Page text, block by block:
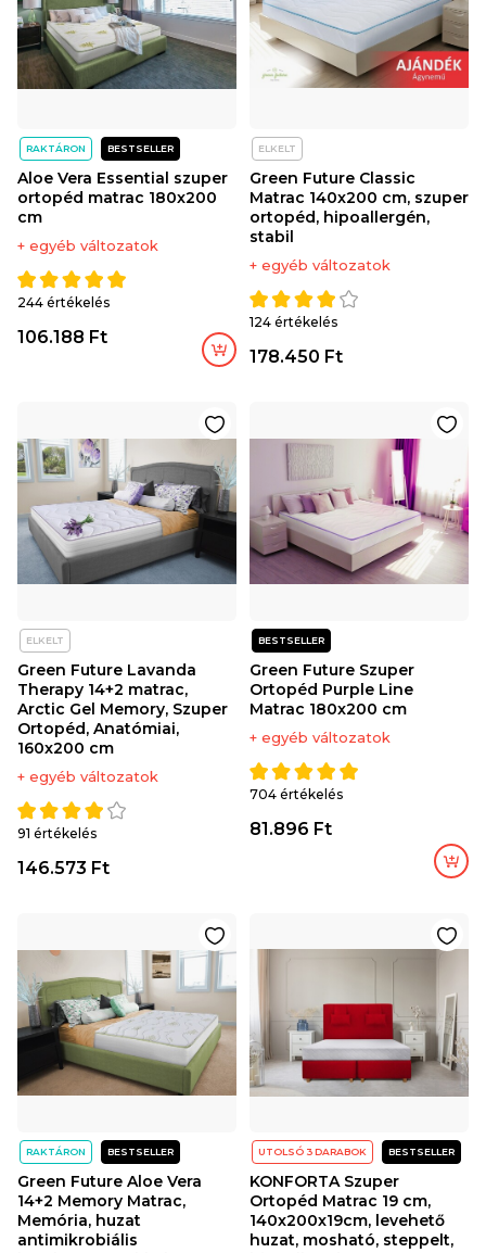
RAKTÁRON BESTSELLER
Aloe Vera Essential szuper
ortopéd matrac 180x200
cm
+ egyéb változatok
244 értékelés
106.188 Ft
ELKELT
Green Future Classic
Matrac 140x200 cm, szuper
ortopéd, hipoallergén,
stabil
+ egyéb változatok
124 értékelés
178.450 Ft
ELKELT
Green Future Lavanda
Therapy 14+2 matrac,
Arctic Gel Memory, Szuper
Ortopéd, Anatómiai,
160x200 cm
+ egyéb változatok
91 értékelés
146.573 Ft
BESTSELLER
Green Future Szuper
Ortopéd Purple Line
Matrac 180x200 cm
+ egyéb változatok
704 értékelés
81.896 Ft
RAKTÁRON BESTSELLER
Green Future Aloe Vera
14+2 Memory Matrac,
Memória, huzat
antimikrobiális
UTOLSÓ 3 DARABOK BESTSELLER
KONFORTA Szuper
Ortopéd Matrac 19 cm,
140x200x19cm, levehető
huzat, mosható, steppelt,